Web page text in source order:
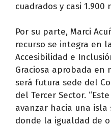
cuadrados y casi 1.900
Por su parte, Marci
recurso se integra en
Accesibilidad e
Graciosa aprobada en
será futura sede del
del Tercer Sector.
avanzar hacia una
donde la igualdad de